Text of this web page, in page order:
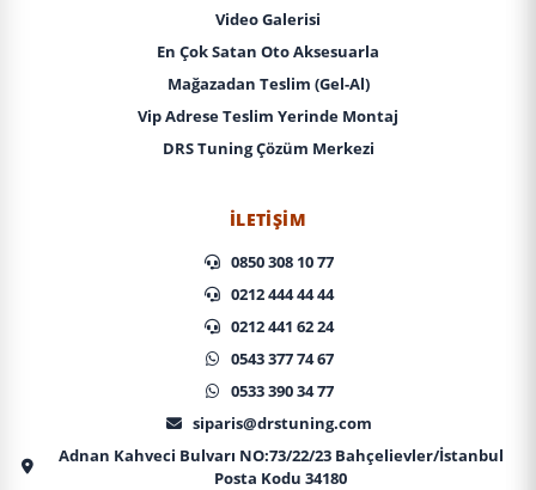
Video Galerisi
En Çok Satan Oto Aksesuarla
Mağazadan Teslim (Gel-Al)
Vip Adrese Teslim Yerinde Montaj
DRS Tuning Çözüm Merkezi
İLETIŞIM
0850 308 10 77
0212 444 44 44
0212 441 62 24
0543 377 74 67
0533 390 34 77
siparis@drstuning.com
Adnan Kahveci Bulvarı NO:73/22/23 Bahçelievler/İstanbul
Posta Kodu 34180